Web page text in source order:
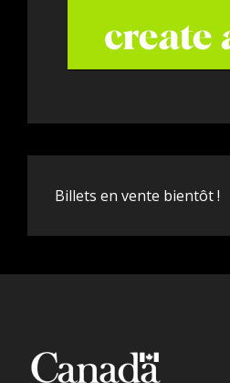
Billets en vente bientôt !